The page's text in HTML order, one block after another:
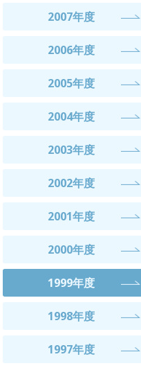
2007年度
2006年度
2005年度
2004年度
2003年度
2002年度
2001年度
2000年度
1999年度
1998年度
1997年度